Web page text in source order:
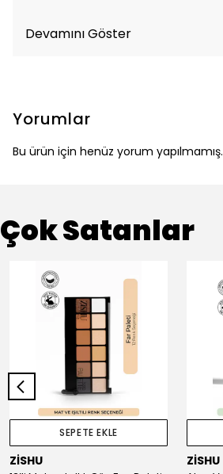
Devamını Göster
Yorumlar
Bu ürün için henüz yorum yapılmamış.
Çok Satanlar
SEPETE EKLE
ZİSHU ZİSHU